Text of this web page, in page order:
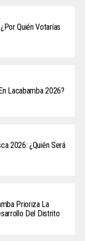
Quién Votarías
Lacabamba 2026?
2026: ¿Quién Será
Prioriza La
Del Distrito